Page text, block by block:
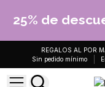
25% de
REGALOS AL POR
Sin pedido mínimo